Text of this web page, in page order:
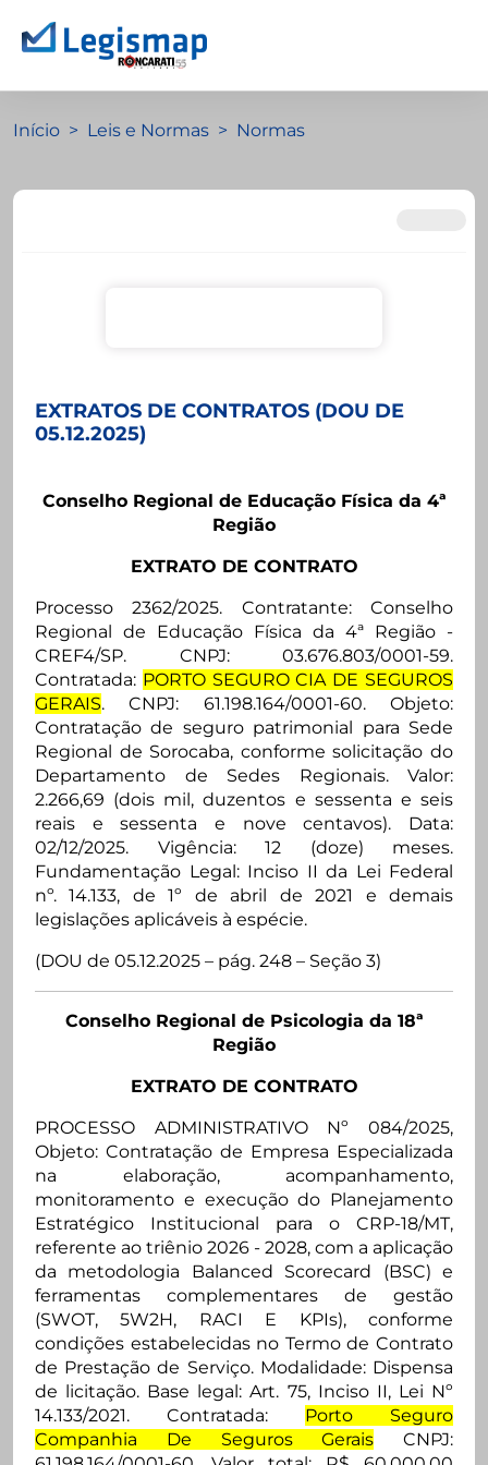
Início Leis e Normas Normas
EXTRATOS DE CONTRATOS (DOU DE
05.12.2025)
Conselho Regional de Educação Física da 4ª
Região
EXTRATO DE CONTRATO
Processo 2362/2025. Contratante: Conselho
Regional de Educação Física da 4ª Região -
CREF4/SP. CNPJ: 03.676.803/0001-59.
Contratada: PORTO SEGURO CIA DE SEGUROS
GERAIS. CNPJ: 61.198.164/0001-60. Objeto:
Contratação de seguro patrimonial para Sede
Regional de Sorocaba, conforme solicitação do
Departamento de Sedes Regionais. Valor:
2.266,69 (dois mil, duzentos e sessenta e seis
reais e sessenta e nove centavos). Data:
02/12/2025. Vigência: 12 (doze) meses.
Fundamentação Legal: Inciso II da Lei Federal
nº. 14.133, de 1º de abril de 2021 e demais
legislações aplicáveis à espécie.
(DOU de 05.12.2025 – pág. 248 – Seção 3)
Conselho Regional de Psicologia da 18ª
Região
EXTRATO DE CONTRATO
PROCESSO ADMINISTRATIVO Nº 084/2025,
Objeto: Contratação de Empresa Especializada
na elaboração, acompanhamento,
monitoramento e execução do Planejamento
Estratégico Institucional para o CRP-18/MT,
referente ao triênio 2026 - 2028, com a aplicação
da metodologia Balanced Scorecard (BSC) e
ferramentas complementares de gestão
(SWOT, 5W2H, RACI E KPIs), conforme
condições estabelecidas no Termo de Contrato
de Prestação de Serviço. Modalidade: Dispensa
de licitação. Base legal: Art. 75, Inciso II, Lei Nº
14.133/2021. Contratada: Porto Seguro
Companhia De Seguros Gerais CNPJ: